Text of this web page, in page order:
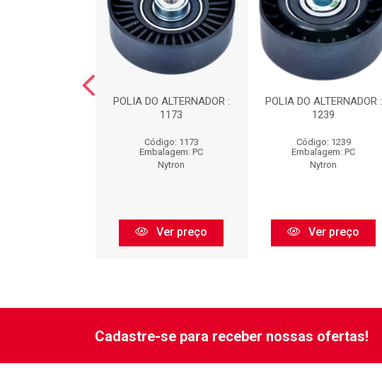
POLIA DO ALTERNADOR :
1173
Código: 1173
Embalagem: PC
Nytron
Ver preço
POLIA DO ALTERNADOR :
1239
Código: 1239
Embalagem: PC
Nytron
Ver preço
Cadastre-se para receber nossas ofertas!